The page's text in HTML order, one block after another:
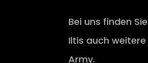
Bei uns finden
Iltis auch
Army.